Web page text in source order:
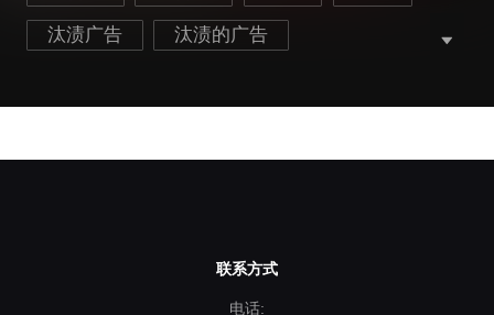
汰渍广告 汰渍的广告
联系方式
电话: